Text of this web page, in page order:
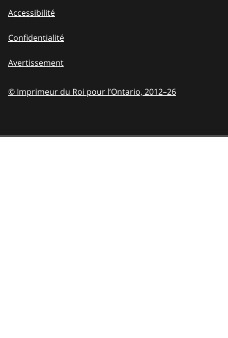
Accessibilité
Confidentialité
Avertissement
© Imprimeur du Roi pour l’Ontario, 2012–26